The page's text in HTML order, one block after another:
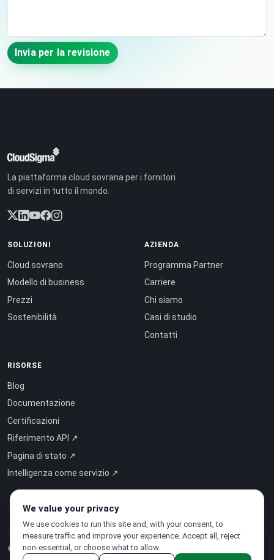
Invia per la revisione
La piattaforma cloud sovrana per i fornitori
di servizi in tutto il mondo.
SOLUZIONI
Cloud sovrano
Modello di business
Prezzi
Sostenibilità
AZIENDA
Programma Partner
Carriere
Chi siamo
Casi di studio
Contatti
RISORSE
Blog
Documentazione
Certificazioni
Riferimento API ↗
Pagina di stato ↗
Intelligenza come servizio ↗
© 2026 CloudSigma Holding AG.Tutti i diritti riservati
We value your privacy
We use cookies to run this site and, with your consent, to
measure traffic and improve your experience. Accept all, reject
non-essential, or choose what to allow.